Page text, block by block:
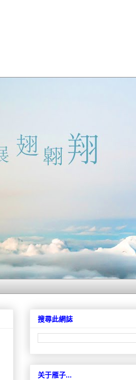
搜尋此網誌
关于雁子...